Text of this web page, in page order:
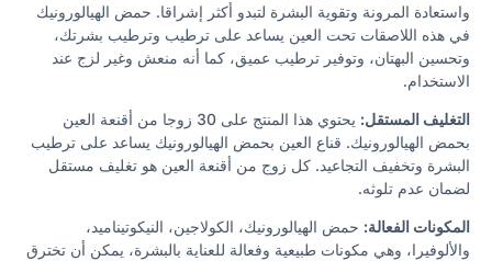
واستعادة المرونة وتقوية البشرة لتبدو أكثر إشراقا. حمض الهيالورونيك
في هذه اللاصقات تحت العين يساعد على ترطيب وترطيب بشرتك،
وتحسين البهتان، وتوفير ترطيب عميق، كما أنه منعش وغير لزج عند
الاستخدام.
التغليف المستقل:
يحتوي هذا المنتج على 30 زوجا من أقنعة العين
بحمض الهيالورونيك. قناع العين بحمض الهيالورونيك يساعد على ترطيب
البشرة وتخفيف التجاعيد. كل زوج من أقنعة العين هو تغليف مستقل
لضمان عدم تلوثه.
المكونات الفعالة: حمض الهيالورونيك، الكولاجين، النيكوتيناميد،
والألوفيرا، وهي مكونات طبيعية وفعالة للعناية بالبشرة، يمكن أن تخترق